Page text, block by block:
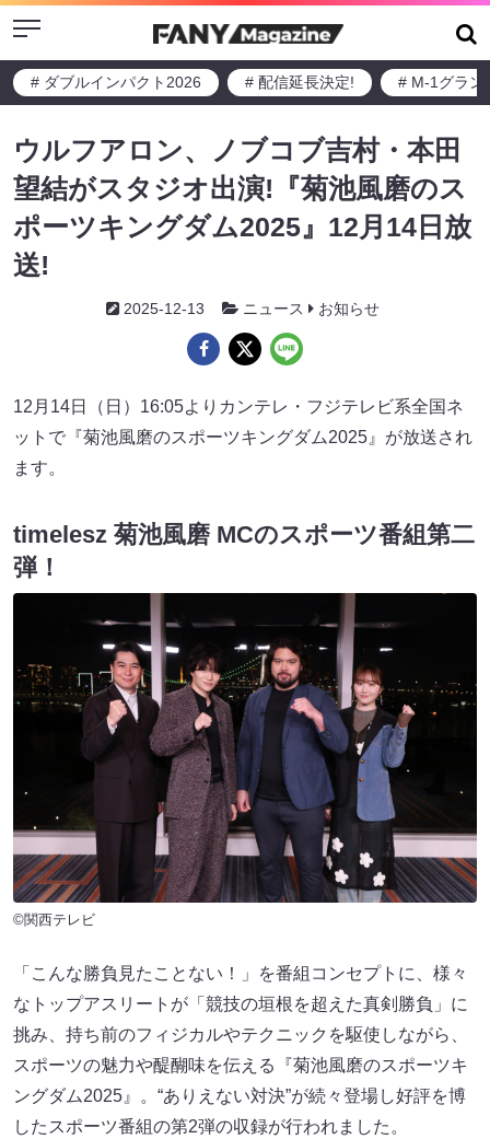
Menu
# ダブルインパクト2026 # 配信延長決定! # M-1グラン
ウルフアロン、ノブコブ吉村・本田
望結がスタジオ出演!『菊池風磨のス
ポーツキングダム2025』12月14日放
送!
2025-12-13 ニュース お知らせ
12月14日（日）16:05よりカンテレ・フジテレビ系全国ネ
ットで『菊池風磨のスポーツキングダム2025』が放送され
ます。
timelesz 菊池風磨 MCのスポーツ番組第二
弾！
©関西テレビ
「こんな勝負見たことない！」を番組コンセプトに、様々
なトップアスリートが「競技の垣根を超えた真剣勝負」に
挑み、持ち前のフィジカルやテクニックを駆使しながら、
スポーツの魅力や醍醐味を伝える『菊池風磨のスポーツキ
ングダム2025』。“ありえない対決”が続々登場し好評を博
したスポーツ番組の第2弾の収録が行われました。